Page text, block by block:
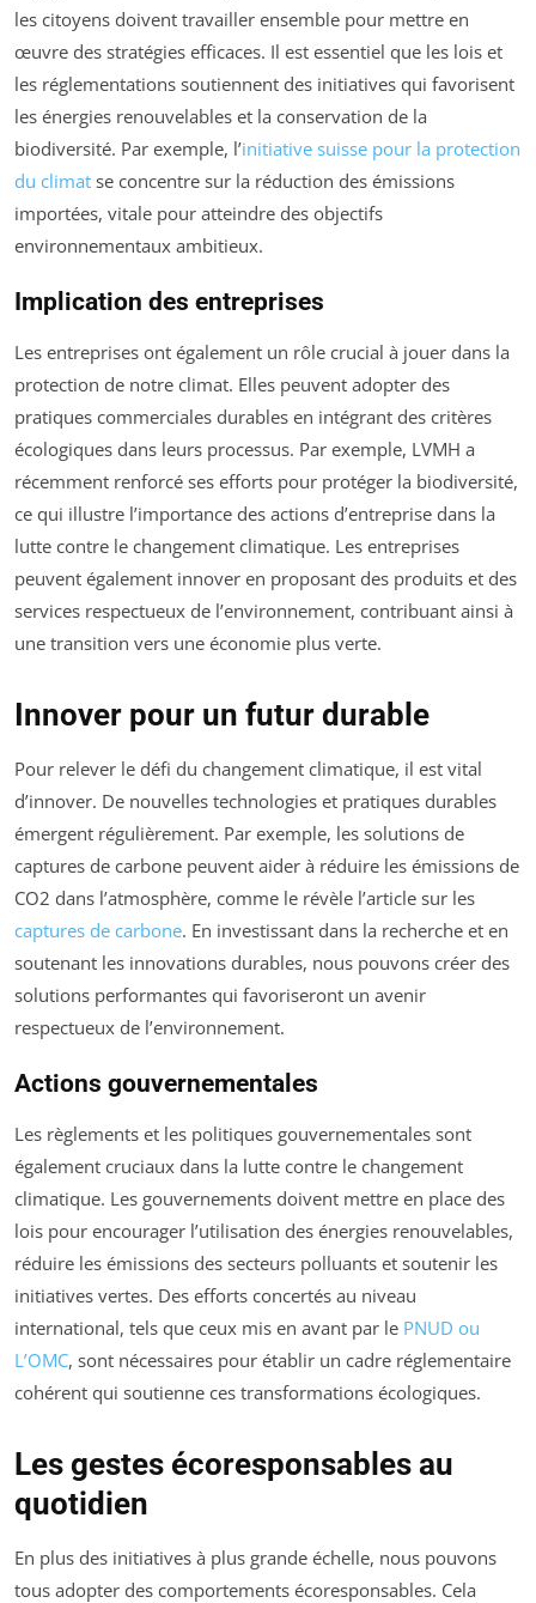
les citoyens doivent travailler ensemble pour mettre en
œuvre des stratégies efficaces. Il est essentiel que les lois et
les réglementations soutiennent des initiatives qui favorisent
les énergies renouvelables et la conservation de la
biodiversité. Par exemple, l’initiative suisse pour la protection
du climat se concentre sur la réduction des émissions
importées, vitale pour atteindre des objectifs
environnementaux ambitieux.
Implication des entreprises
Les entreprises ont également un rôle crucial à jouer dans la
protection de notre climat. Elles peuvent adopter des
pratiques commerciales durables en intégrant des critères
écologiques dans leurs processus. Par exemple, LVMH a
récemment renforcé ses efforts pour protéger la biodiversité,
ce qui illustre l’importance des actions d’entreprise dans la
lutte contre le changement climatique. Les entreprises
peuvent également innover en proposant des produits et des
services respectueux de l’environnement, contribuant ainsi à
une transition vers une économie plus verte.
Innover pour un futur durable
Pour relever le défi du changement climatique, il est vital
d’innover. De nouvelles technologies et pratiques durables
émergent régulièrement. Par exemple, les solutions de
captures de carbone peuvent aider à réduire les émissions de
CO2 dans l’atmosphère, comme le révèle l’article sur les
captures de carbone. En investissant dans la recherche et en
soutenant les innovations durables, nous pouvons créer des
solutions performantes qui favoriseront un avenir
respectueux de l’environnement.
Actions gouvernementales
Les règlements et les politiques gouvernementales sont
également cruciaux dans la lutte contre le changement
climatique. Les gouvernements doivent mettre en place des
lois pour encourager l’utilisation des énergies renouvelables,
réduire les émissions des secteurs polluants et soutenir les
initiatives vertes. Des efforts concertés au niveau
international, tels que ceux mis en avant par le PNUD ou
L’OMC, sont nécessaires pour établir un cadre réglementaire
cohérent qui soutienne ces transformations écologiques.
Les gestes écoresponsables au
quotidien
En plus des initiatives à plus grande échelle, nous pouvons
tous adopter des comportements écoresponsables. Cela